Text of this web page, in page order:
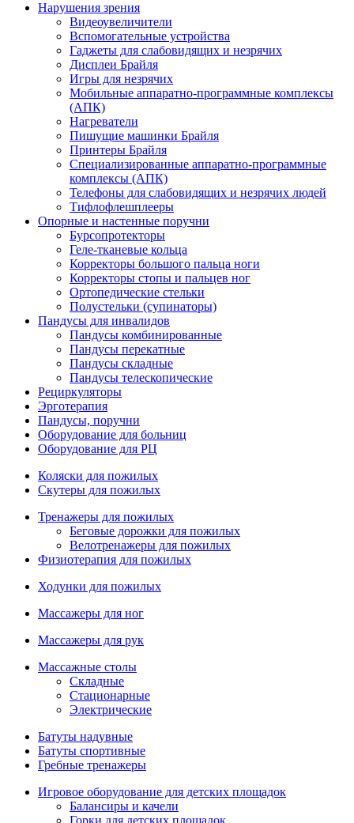
Нарушения зрения
Видеоувеличители
Вспомогательные устройства
Гаджеты для слабовидящих и незрячих
Дисплеи Брайля
Игры для незрячих
Мобильные аппаратно-программные комплексы
(АПК)
Нагреватели
Пишущие машинки Брайля
Принтеры Брайля
Специализированные аппаратно-программные
комплексы (АПК)
Телефоны для слабовидящих и незрячих людей
Тифлофлешплееры
Опорные и настенные поручни
Бурсопротекторы
Геле-тканевые кольца
Корректоры большого пальца ноги
Корректоры стопы и пальцев ног
Ортопедические стельки
Полустельки (супинаторы)
Пандусы для инвалидов
Пандусы комбинированные
Пандусы перекатные
Пандусы складные
Пандусы телескопические
Рециркуляторы
Эрготерапия
Пандусы, поручни
Оборудование для больниц
Оборудование для РЦ
Коляски для пожилых
Скутеры для пожилых
Тренажеры для пожилых
Беговые дорожки для пожилых
Велотренажеры для пожилых
Физиотерапия для пожилых
Ходунки для пожилых
Массажеры для ног
Массажеры для рук
Массажные столы
Складные
Стационарные
Электрические
Батуты надувные
Батуты спортивные
Гребные тренажеры
Игровое оборудование для детских площадок
Балансиры и качели
Горки для детских площадок